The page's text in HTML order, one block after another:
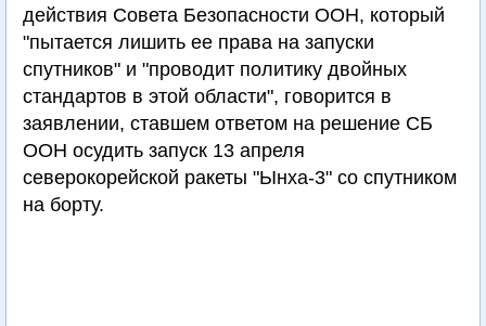
действия Совета Безопасности ООН, который
"пытается лишить ее права на запуски
спутников" и "проводит политику двойных
стандартов в этой области", говорится в
заявлении, ставшем ответом на решение СБ
ООН осудить запуск 13 апреля
северокорейской ракеты "Ынха-3" со спутником
на борту.